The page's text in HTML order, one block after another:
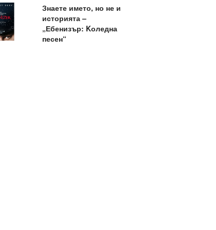
Знаете името, но не и
историята –
„Ебенизър: Kоледна
песен“